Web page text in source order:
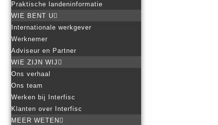
Praktische landeninformatie
WIE BENT U
Internationale werkgever
Werknemer
Adviseur en Partner
WIE ZIJN WIJ
Ons verhaal
Ons team
Werken bij Interfisc
Klanten over Interfisc
MEER WETEN